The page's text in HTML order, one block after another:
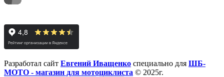
Разработал сайт Евгений Иващенко специально для ШБ-
МОТО - магазин для мотоциклиста © 2025г.